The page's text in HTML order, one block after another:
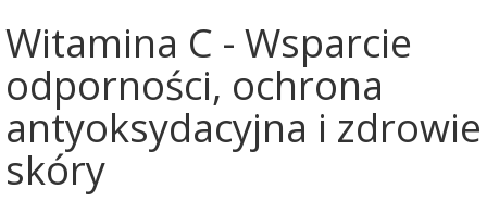
Witamina C - Wsparcie
odporności, ochrona
antyoksydacyjna i zdrowie
skóry